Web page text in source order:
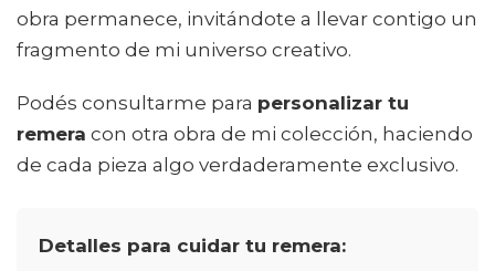
obra permanece, invitándote a llevar contigo un
fragmento de mi universo creativo.
Podés consultarme para personalizar tu
remera con otra obra de mi colección, haciendo
de cada pieza algo verdaderamente exclusivo.
Detalles para cuidar tu remera: